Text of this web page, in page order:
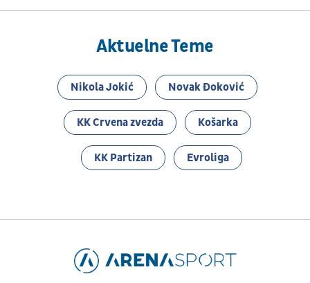
Aktuelne Teme
Nikola Jokić Novak Đoković
KK Crvena zvezda Košarka
KK Partizan Evroliga